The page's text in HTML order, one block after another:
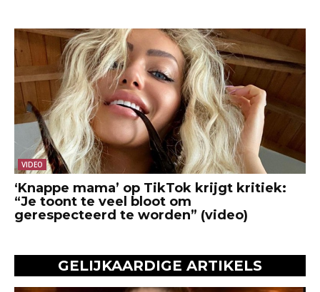
VIDEO
‘Knappe mama’ op TikTok krijgt kritiek:
“Je toont te veel bloot om
gerespecteerd te worden” (video)
GELIJKAARDIGE ARTIKELS